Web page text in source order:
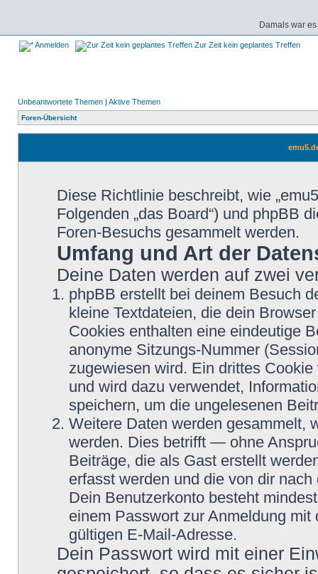
Damals war
Anmelden Zur Zeit kein geplantes Treffen
Unbeantwortete Themen | Aktive Themen
Foren-Übersicht
Diese Richtlinie beschreibt, wie
Folgenden „das Board“) und phpBB
Foren-Besuchs gesammelt werden.
Umfang und Art der
Deine Daten werden auf zwei
phpBB erstellt bei deinem Besuch
kleine Textdateien, die dein
Cookies enthalten eine eindeutige
anonyme Sitzungs-Nummer
zugewiesen wird. Ein drittes
und wird dazu verwendet,
speichern, um die ungelesenen
Weitere Daten werden gesammelt,
werden. Dies betrifft — ohne
Beiträge, die als Gast erstellt
erfasst werden und die von dir
Dein Benutzerkonto besteht
einem Passwort zur Anmeldung
gültigen E-Mail-Adresse.
Dein Passwort wird mit einer